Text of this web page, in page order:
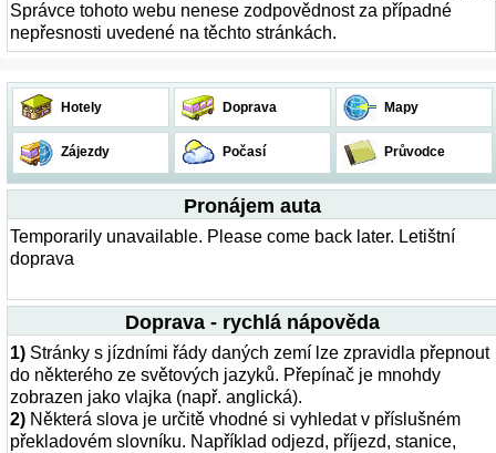
Správce tohoto webu nenese zodpovědnost za případné
nepřesnosti uvedené na těchto stránkách.
Hotely Doprava Mapy
Zájezdy Počasí Průvodce
Pronájem auta
Temporarily unavailable. Please come back later. Letištní
doprava
Doprava - rychlá nápověda
1) Stránky s jízdními řády daných zemí lze zpravidla přepnout
do některého ze světových jazyků. Přepínač je mnohdy
zobrazen jako vlajka (např. anglická).
2) Některá slova je určitě vhodné si vyhledat v příslušném
překladovém slovníku. Například odjezd, příjezd, stanice,